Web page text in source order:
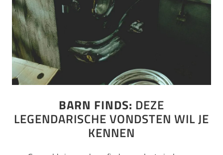
BARN FINDS: DEZE
LEGENDARISCHE VONDSTEN WIL JE
KENNEN